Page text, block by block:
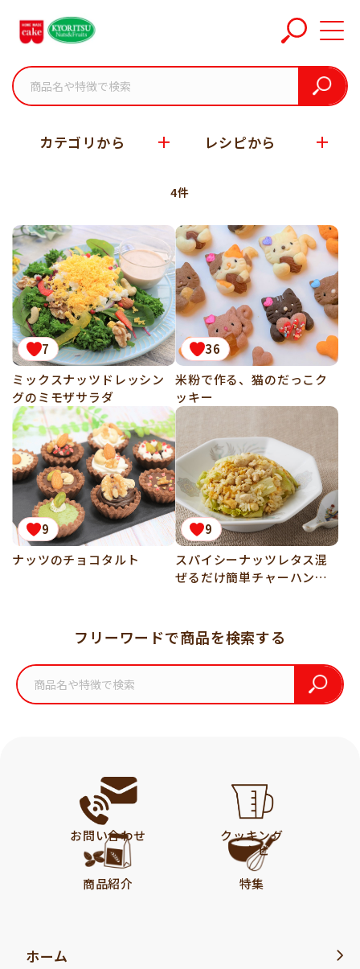
ホーム関連レシピタグ
カテゴリから レシピから
4件
7
ミックスナッツドレッシン
グのミモザサラダ
36
米粉で作る、猫のだっこク
ッキー
9
ナッツのチョコタルト
9
スパイシーナッツレタス混
ぜるだけ簡単チャーハン
フリーワードで商品を検索する
お問い合わせ
クッキング
レシピ
商品紹介
特集
ホーム